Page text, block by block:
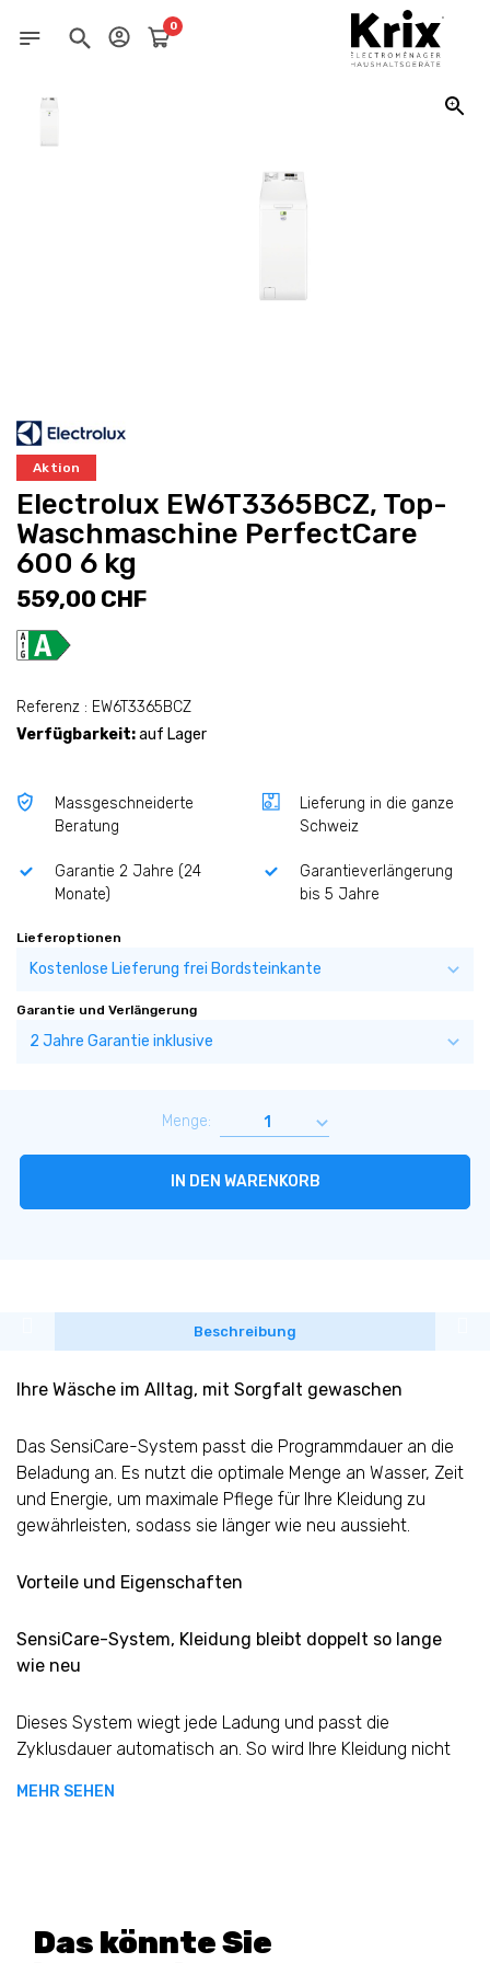
0
Aktion
Electrolux EW6T3365BCZ, Top-
Waschmaschine PerfectCare
600 6 kg
559,00 CHF
Referenz : EW6T3365BCZ
Verfügbarkeit:auf Lager
Massgeschneiderte
Beratung
Lieferung in die ganze
Schweiz
Garantie 2 Jahre (24
Monate)
Garantieverlängerung
bis 5 Jahre
Lieferoptionen
Garantie und Verlängerung
Menge:
IN DEN WARENKORB
Beschreibung
Ihre Wäsche im Alltag, mit Sorgfalt gewaschen
Das SensiCare-System passt die Programmdauer an die
Beladung an. Es nutzt die optimale Menge an Wasser, Zeit
und Energie, um maximale Pflege für Ihre Kleidung zu
gewährleisten, sodass sie länger wie neu aussieht.
Vorteile und Eigenschaften
SensiCare-System, Kleidung bleibt doppelt so lange
wie neu
Dieses System wiegt jede Ladung und passt die
Zyklusdauer automatisch an. So wird Ihre Kleidung nicht
Waschgang für Waschgang.
verkürzen – ideal für leicht verschmutzte oder
MEHR SEHEN
Das könnte Sie